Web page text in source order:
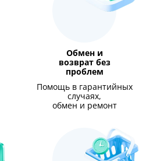
Обмен и
возврат без
проблем
Помощь в гарантийных
случаях,
обмен и ремонт